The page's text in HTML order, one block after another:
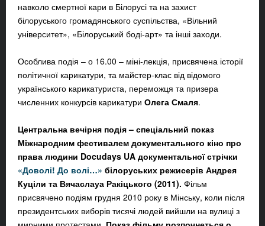
навколо смертної кари в Білорусі та на захист
білоруського громадянського суспільства, «Вільний
університет», «Білоруський боді-арт» та інші заходи.
Особлива подія – о 16.00 – міні-лекція, присвячена історії
політичної карикатури, та майстер-клас від відомого
українського карикатуриста, переможця та призера
численних конкурсів карикатури Олега Смаля.
Центральна вечірня подія – спеціальний показ
Міжнародним фестивалем документального кіно про
права людини Docudays UA документальної стрічки
«Доволі! До волі…» білоруських режисерів Андрея
Куціли та Вячаслауа Ракіцького (2011). Фільм
присвячено подіям грудня 2010 року в Мінську, коли після
президентських виборів тисячі людей вийшли на вулиці з